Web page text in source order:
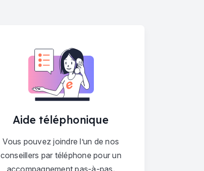
Aide téléphonique
Vous pouvez joindre l’un de nos
conseillers par téléphone pour un
accompagnement pas-à-pas.